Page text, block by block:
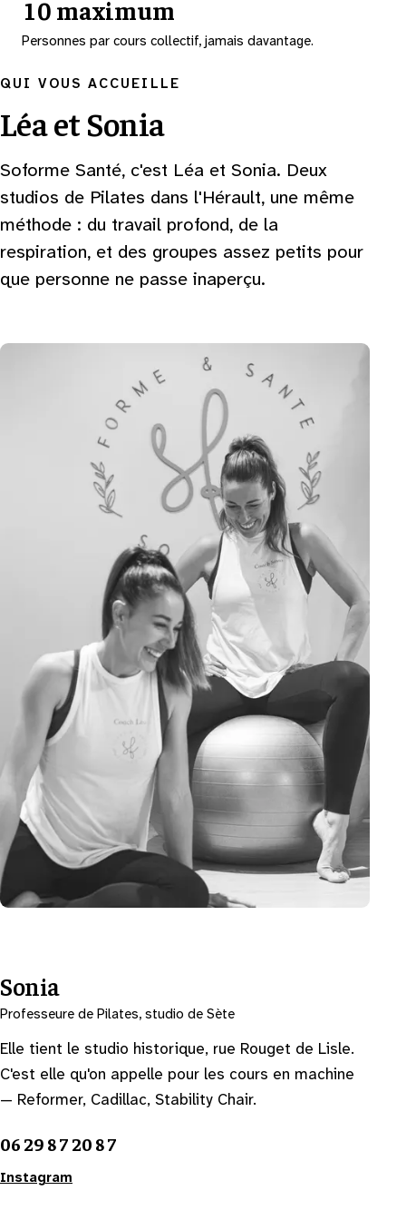
10 maximum
Personnes par cours collectif, jamais davantage.
QUI VOUS ACCUEILLE
Léa et Sonia
Soforme Santé, c'est Léa et Sonia. Deux
studios de Pilates dans l'Hérault, une même
méthode : du travail profond, de la
respiration, et des groupes assez petits pour
que personne ne passe inaperçu.
Sonia
Professeure de Pilates, studio de Sète
Elle tient le studio historique, rue Rouget de Lisle.
C'est elle qu'on appelle pour les cours en machine
— Reformer, Cadillac, Stability Chair.
06 29 87 20 87
Instagram